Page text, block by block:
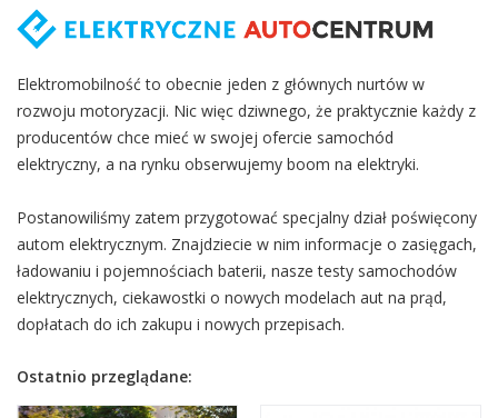
Elektromobilność to obecnie jeden z głównych nurtów w
rozwoju motoryzacji. Nic więc dziwnego, że praktycznie każdy z
producentów chce mieć w swojej ofercie samochód
elektryczny, a na rynku obserwujemy boom na elektryki.
Postanowiliśmy zatem przygotować specjalny dział poświęcony
autom elektrycznym. Znajdziecie w nim informacje o zasięgach,
ładowaniu i pojemnościach baterii, nasze testy samochodów
elektrycznych, ciekawostki o nowych modelach aut na prąd,
dopłatach do ich zakupu i nowych przepisach.
Ostatnio przeglądane: